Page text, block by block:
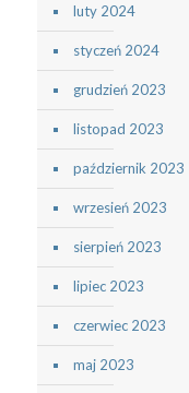
luty 2024
styczeń 2024
grudzień 2023
listopad 2023
październik 2023
wrzesień 2023
sierpień 2023
lipiec 2023
czerwiec 2023
maj 2023